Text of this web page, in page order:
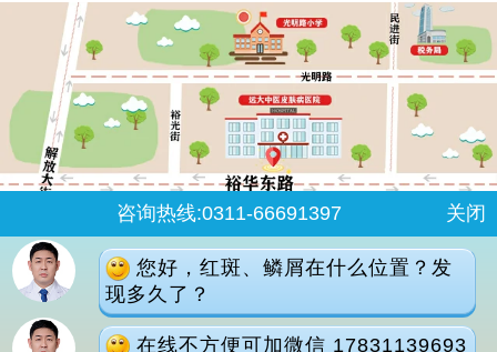
石家庄桥西区裕华东路7号
咨询热线:0311-66691397 关闭
您好，红斑、鳞屑在什么位置？发
现多久了？
在线不方便可加微信 17831139693